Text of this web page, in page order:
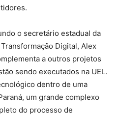
o secretário estadual da
Digital, Alex
a outros projetos
sendo executados na UEL.
dentro de uma
um grande complexo
do processo de